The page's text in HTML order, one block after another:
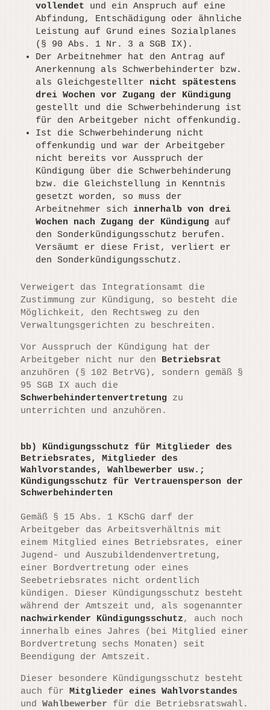
vollendet und ein Anspruch auf eine
Abfindung, Entschädigung oder ähnliche
Leistung auf Grund eines Sozialplanes
(§ 90 Abs. 1 Nr. 3 a SGB IX).
Der Arbeitnehmer hat den Antrag auf
Anerkennung als Schwerbehinderter bzw.
als Gleichgestellter nicht spätestens
drei Wochen vor Zugang der Kündigung
gestellt und die Schwerbehinderung ist
für den Arbeitgeber nicht offenkundig.
Ist die Schwerbehinderung nicht
offenkundig und war der Arbeitgeber
nicht bereits vor Ausspruch der
Kündigung über die Schwerbehinderung
bzw. die Gleichstellung in Kenntnis
gesetzt worden, so muss der
Arbeitnehmer sichinnerhalb von drei
Wochen nach Zugang der Kündigung auf
den Sonderkündigungsschutz berufen.
Versäumt er diese Frist, verliert er
den Sonderkündigungsschutz.
Verweigert das Integrationsamt die
Zustimmung zur Kündigung, so besteht die
Möglichkeit, den Rechtsweg zu den
Verwaltungsgerichten zu beschreiten.
Vor Ausspruch der Kündigung hat der
Arbeitgeber nicht nur den Betriebsrat
anzuhören (§ 102 BetrVG), sondern gemäß §
95 SGB IX auch die
Schwerbehindertenvertretung zu
unterrichten und anzuhören.
bb)
Kündigungsschutz für Mitglieder des
Betriebsrates, Mitglieder des
Wahlvorstandes, Wahlbewerber usw.;
Kündigungsschutz für Vertrauensperson der
Schwerbehinderten
Gemäß § 15 Abs. 1 KSchG darf der
Arbeitgeber das Arbeitsverhältnis mit
einem Mitglied eines Betriebsrates, einer
Jugend- und Auszubildendenvertretung,
einer Bordvertretung oder eines
Seebetriebsrates nicht ordentlich
kündigen. Dieser Kündigungsschutz besteht
während der Amtszeit und, als sogenannter
nachwirkender Kündigungsschutz, auch noch
innerhalb eines Jahres (bei Mitglied einer
Bordvertretung sechs Monaten) seit
Beendigung der Amtszeit.
Dieser besondere Kündigungsschutz besteht
auch fürMitglieder eines Wahlvorstandes
undWahlbewerber für die Betriebsratswahl.